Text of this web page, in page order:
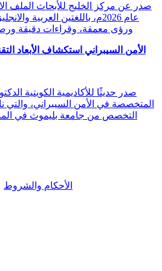
صدر عن مركز الخليج للأبحاث الملف
عام 2026م، باللغتين العربية
ورؤى معمقة، وقراءات دقيقة
الأمن السيبراني استكشاف الأبعاد
المتخصصة في الأمن السيبراني، والتي
التخصص من جامعة بليموث في
الأحكام والشروط